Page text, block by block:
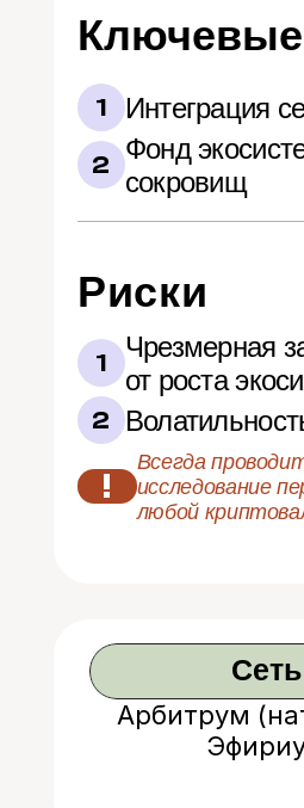
Ключевые
1 Интеграция
2 Фонд
сокровищ
Риски
1
Чрезмерная
от роста
2
!
Всегда
исследование
любой
Сеть
Арбитрум